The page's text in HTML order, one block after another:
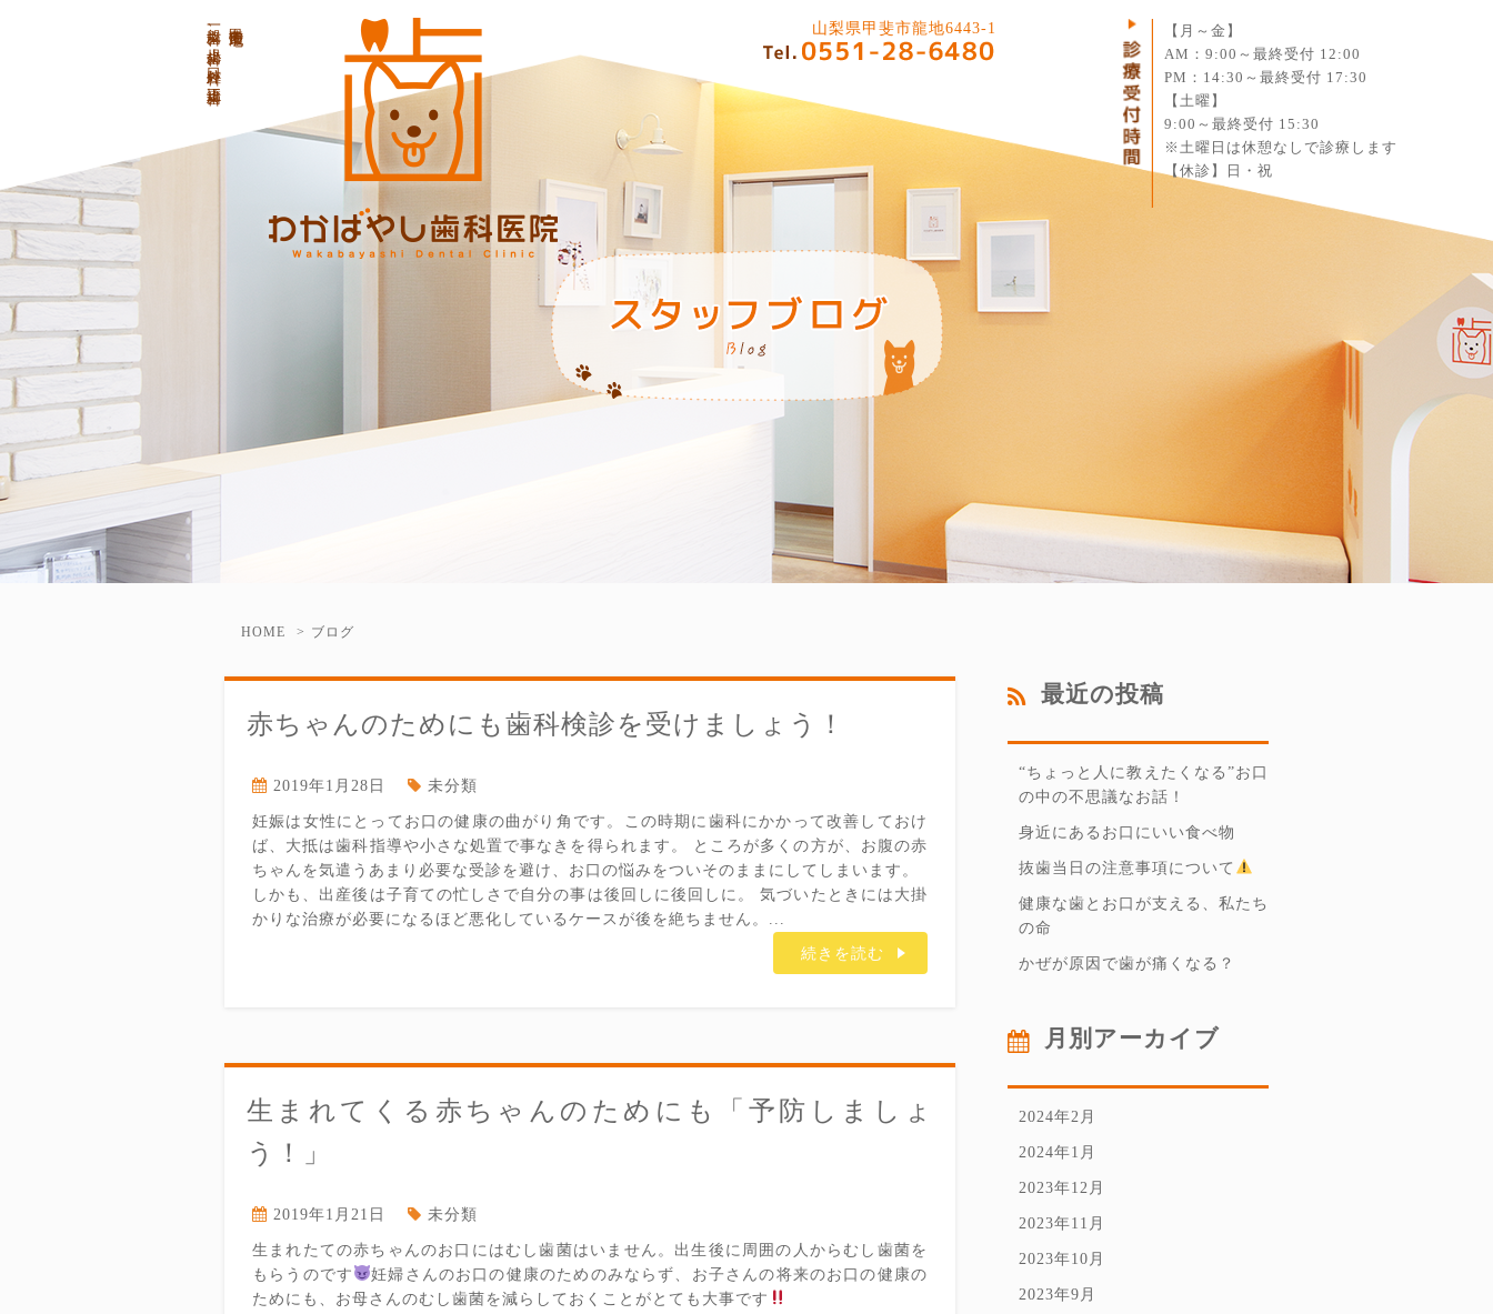
甲斐市龍地の
一般歯科、小児歯科、口腔外科、矯正歯科 山梨県甲斐市龍地6443-1
【月～金】
AM：9:00～最終受付 12:00
PM：14:30～最終受付 17:30
【土曜】
9:00～最終受付 15:30
※土曜日は休憩なしで診療します
【休診】日・祝
HOME ブログ
赤ちゃんのためにも歯科検診を受けましょう！
2019年1月28日 未分類
妊娠は女性にとってお口の健康の曲がり角です。この時期に歯科にかかって改善しておけ
ば、大抵は歯科指導や小さな処置で事なきを得られます。 ところが多くの方が、お腹の赤
ちゃんを気遣うあまり必要な受診を避け、お口の悩みをついそのままにしてしまいます。
しかも、出産後は子育ての忙しさで自分の事は後回しに後回しに。 気づいたときには大掛
かりな治療が必要になるほど悪化しているケースが後を絶ちません。...
続きを読む
生まれてくる赤ちゃんのためにも「予防しましょ
う！」
2019年1月21日 未分類
生まれたての赤ちゃんのお口にはむし歯菌はいません。出生後に周囲の人からむし歯菌を
もらうのです
妊婦さんのお口の健康のためのみならず、お子さんの将来のお口の健康の
ためにも、お母さんのむし歯菌を減らしておくことがとても大事です
最近の投稿
“ちょっと人に教えたくなる”お口
の中の不思議なお話！
身近にあるお口にいい食べ物
抜歯当日の注意事項について
健康な歯とお口が支える、私たち
の命
かぜが原因で歯が痛くなる？
月別アーカイブ
2024年2月
2024年1月
2023年12月
2023年11月
2023年10月
2023年9月